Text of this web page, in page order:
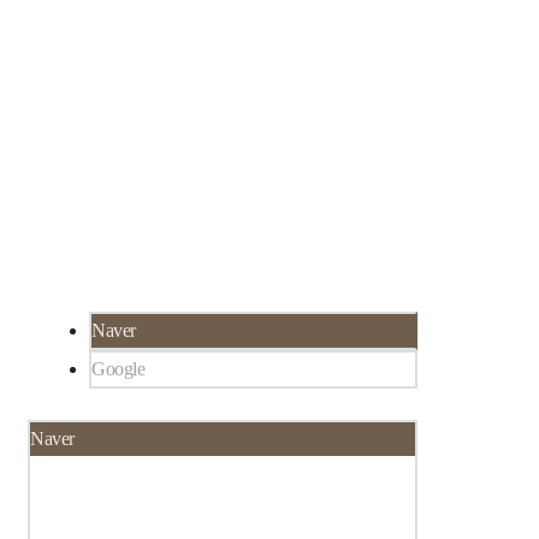
Naver
Google
Naver